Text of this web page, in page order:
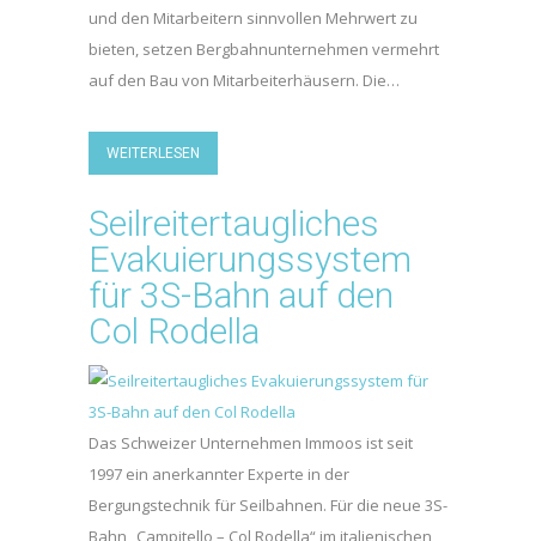
und den Mitarbeitern sinnvollen Mehrwert zu
bieten, setzen Bergbahnunternehmen vermehrt
auf den Bau von Mitarbeiterhäusern. Die…
WEITERLESEN
Seilreitertaugliches
Evakuierungssystem
für 3S-Bahn auf den
Col Rodella
Das Schweizer Unternehmen Immoos ist seit
1997 ein anerkannter Experte in der
Bergungstechnik für Seilbahnen. Für die neue 3S-
Bahn „Campitello – Col Rodella“ im italienischen